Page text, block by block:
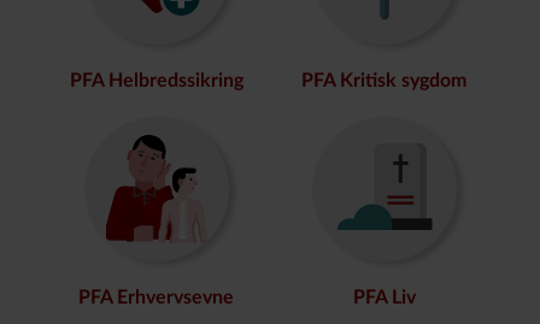
PFA Helbredssikring PFA Kritisk sygdom
PFA Erhvervsevne PFA Liv